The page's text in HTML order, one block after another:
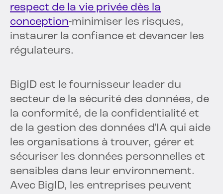
respect de la vie privée dès la
conception-minimiser les risques,
instaurer la confiance et devancer les
régulateurs.
BigID est le fournisseur leader du
secteur de la sécurité des données, de
la conformité, de la confidentialité et
de la gestion des données d'IA qui aide
les organisations à trouver, gérer et
sécuriser les données personnelles et
sensibles dans leur environnement.
Avec BigID, les entreprises peuvent